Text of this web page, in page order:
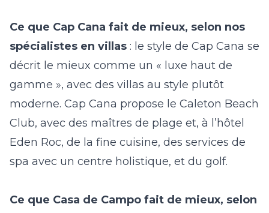
Ce que Cap Cana fait de mieux, selon nos
spécialistes en villas : le style de Cap Cana se
décrit le mieux comme un « luxe haut de
gamme », avec des villas au style plutôt
moderne. Cap Cana propose le Caleton Beach
Club, avec des maîtres de plage et, à l’hôtel
Eden Roc, de la fine cuisine, des services de
spa avec un centre holistique, et du golf.
Ce que Casa de Campo fait de mieux, selon